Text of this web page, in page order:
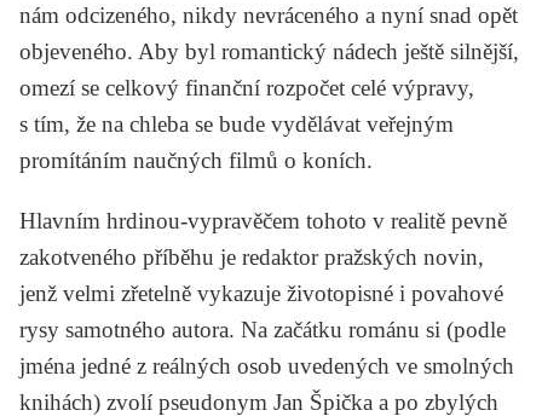
nám odcizeného, nikdy nevráceného a nyní snad opět
objeveného. Aby byl romantický nádech ještě silnější,
omezí se celkový finanční rozpočet celé výpravy,
s tím, že na chleba se bude vydělávat veřejným
promítáním naučných filmů o koních.
Hlavním hrdinou-vypravěčem tohoto v realitě pevně
zakotveného příběhu je redaktor pražských novin,
jenž velmi zřetelně vykazuje životopisné i povahové
rysy samotného autora. Na začátku románu si (podle
jména jedné z reálných osob uvedených ve smolných
knihách) zvolí pseudonym Jan Špička a po zbylých